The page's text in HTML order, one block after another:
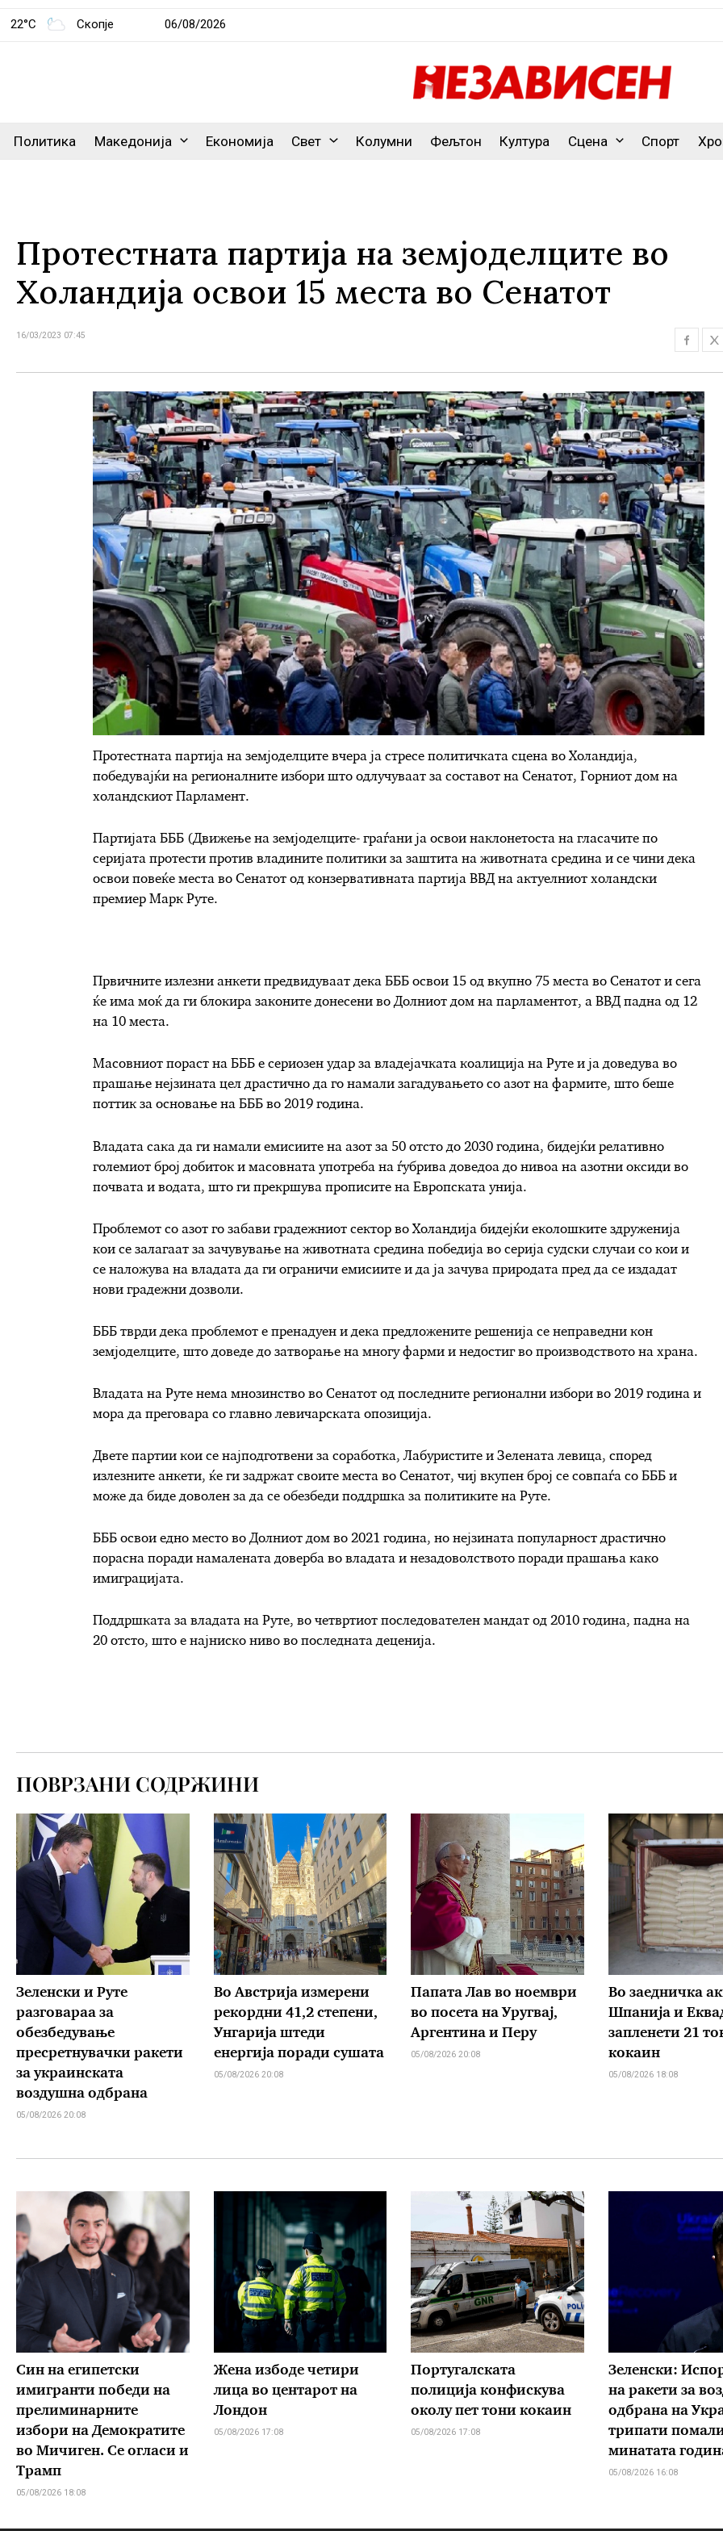
22°C Скопје 06/08/2026
Политика Македонија Економија Свет Колумни Фељтон Култура Сцена Спорт
Протестната партија на земјоделците во
Холандија освои 15 места во Сенатот
16/03/2023 07:45
Протестната партија на земјоделците вчера ја стресе политичката сцена во Холандија,
победувајќи на регионалните избори што одлучуваат за составот на Сенатот, Горниот дом на
холандскиот Парламент.
Партијата БББ (Движење на земјоделците- граѓани ја освои наклонетоста на гласачите по
серијата протести против владините политики за заштита на животната средина и се чини дека
освои повеќе места во Сенатот од конзервативната партија ВВД на актуелниот холандски
премиер Марк Руте.
Првичните излезни анкети предвидуваат дека БББ освои 15 од вкупно 75 места во Сенатот и сега
ќе има моќ да ги блокира законите донесени во Долниот дом на парламентот, а ВВД падна од 12
на 10 места.
Масовниот пораст на БББ е сериозен удар за владејачката коалиција на Руте и ја доведува во
прашање нејзината цел драстично да го намали загадувањето со азот на фармите, што беше
поттик за основање на БББ во 2019 година.
Владата сака да ги намали емисиите на азот за 50 отсто до 2030 година, бидејќи релативно
големиот број добиток и масовната употреба на ѓубрива доведоа до нивоа на азотни оксиди во
почвата и водата, што ги прекршува прописите на Европската унија.
Проблемот со азот го забави градежниот сектор во Холандија бидејќи еколошките здруженија
кои се залагаат за зачувување на животната средина победија во серија судски случаи со кои и
се наложува на владата да ги ограничи емисиите и да ја зачува природата пред да се издадат
нови градежни дозволи.
БББ тврди дека проблемот е пренадуен и дека предложените решенија се неправедни кон
земјоделците, што доведе до затворање на многу фарми и недостиг во производството на храна.
Владата на Руте нема мнозинство во Сенатот од последните регионални избори во 2019 година и
мора да преговара со главно левичарската опозиција.
Двете партии кои се најподготвени за соработка, Лабуристите и Зелената левица, според
излезните анкети, ќе ги задржат своите места во Сенатот, чиј вкупен број се совпаѓа со БББ и
може да биде доволен за да се обезбеди поддршка за политиките на Руте.
БББ освои едно место во Долниот дом во 2021 година, но нејзината популарност драстично
порасна поради намалената доверба во владата и незадоволството поради прашања како
имиграцијата.
Поддршката за владата на Руте, во четвртиот последователен мандат од 2010 година, падна на
20 отсто, што е најниско ниво во последната деценија.
ПОВРЗАНИ СОДРЖИНИ
Зеленски и Руте
разговараа за
обезбедување
пресретнувачки ракети
за украинската
воздушна одбрана
05/08/2026 20:08
Во Австрија измерени
рекордни 41,2 степени,
Унгарија штеди
енергија поради сушата
05/08/2026 20:08
Папата Лав во ноември
во посета на Уругвај,
Аргентина и Перу
05/08/2026 20:08
Во заедничка
Шпанија и
запленети 21
кокаин
05/08/2026 18:08
Син на египетски
имигранти победи на
прелиминарните
избори на Демократите
во Мичиген. Се огласи и
Трамп
05/08/2026 18:08
Жена избоде четири
лица во центарот на
Лондон
05/08/2026 17:08
Португалската
полиција конфискува
околу пет тони кокаин
05/08/2026 17:08
Зеленски:
на ракети за
одбрана на
трипати
минатата
05/08/2026 16:08